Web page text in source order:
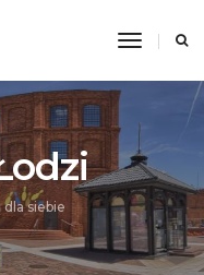
Toggle
dla siebie